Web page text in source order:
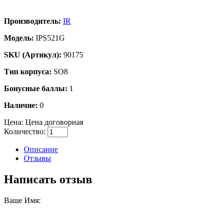
Производитель: IR
Модель: IPS521G
SKU (Артикул): 90175
Тип корпуса: SO8
Бонусные баллы: 1
Наличие: 0
Цена: Цена договорная
Количество:
Описание
Отзывы
Написать отзыв
Ваше Имя: